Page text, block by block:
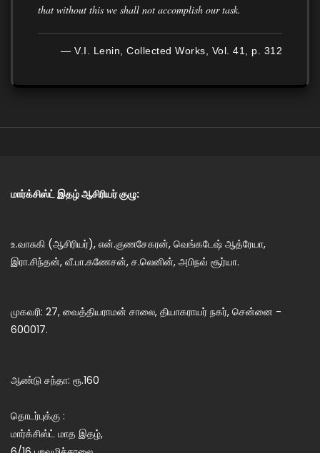
that without this we shall not accomplish our task.
— V.I. Lenin, Collected Works, Vol. 41, p. 312
மார்க்சிஸ்ட் இதழ் ஆசிரியர் குழு:
உ.வாசுகி (ஆசிரியர்), என்.குணசேகரன், வெங்கடேஷ் ஆத்ரேயா,
இரா.சிந்தன், வீ.பா.கணேசன், ச.லெனின், அபிநவ் சூர்யா.
முகவரி: 27, வைத்தியராமன் சாலை, தியாகராயர் நகர், சென்னை -
600017.
ஆண்டு சந்தா: ரூ.160
தொடர்புக்கு :
மார்க்சிஸ்ட் மாத இதழ்,